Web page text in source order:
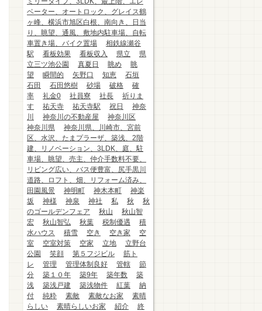
ベーター、オートロック、グレイス鶴
ヶ峰、横浜市旭区白根、南向き、日当
り、眺望、通風、敷地内駐車場、自転
車置き場、バイク置場
相鉄線瀬谷
駅
看板効果 看板収入 県立
県
立三ツ池公園
真夏日 眺め
眺
望
瞬間的 矢野口 知恵
石垣
石田
石田悠樹 砂場 破格
確
率
礼金0 社員寮 社長
祈りま
す
祐天寺 祐天寺駅 祝日
神奈
川
神奈川の不動産屋
神奈川区
神奈川県
神奈川県、川崎市、宮前
区、水沢、たまプラーザ、築浅、2階
建、リノベーション、3LDK、庭、駐
車場、眺望、売主、仲介手数料不要、
リビング広い、バス便豊富、尻手黒川
道路、ロフト、畑、リフォーム済み、
田園風景
神明町 神木本町
神楽
坂
神様 神泉 神社 私 秋
秋
のゴールデンフェア
秋山
秋山智
宏
秋山智弘 秋葉 税制優遇
積
水ハウス
積雪 空き 空き家
空
室
空室対策 空家 立地
立野台
公園
笑顔 第５フジビル
筋ト
レ
管理 管理体制良好 管轄
節
分
築１０年 築9年 築年数
築
浅
築浅戸建 築浅物件 紅葉
納
付
純粋 素敵 素敵なお家
素晴
らしい
素晴らしいお家 紹介
終